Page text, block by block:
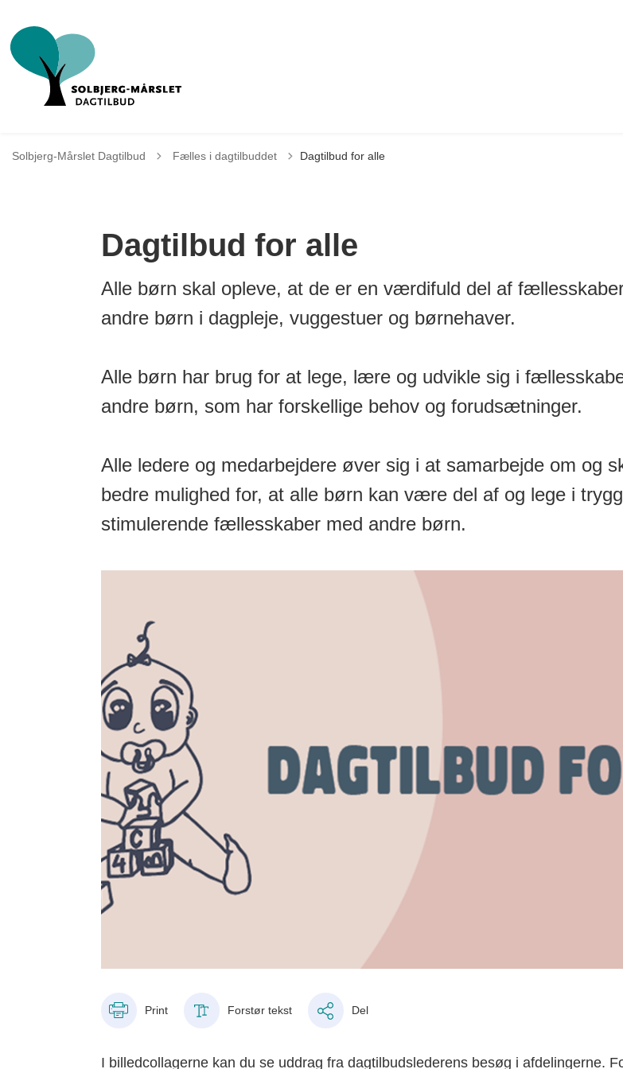
Solbjerg-Mårslet Dagtilbud Tilbage til
Fælles i dagtilbuddet Dagtilbud for alle
Dagtilbud for alle
Alle børn skal opleve, at de er en værdifuld del af
andre børn i dagpleje, vuggestuer og børnehaver.
Alle børn har brug for at lege, lære og udvikle sig i
andre børn, som har forskellige behov og forudsætninger.
Alle ledere og medarbejdere øver sig i at samarbejde om og
bedre mulighed for, at alle børn kan være del af og lege i
stimulerende fællesskaber med andre børn.
Print Forstør tekst Del
I billedcollagerne kan du se uddrag fra dagtilbudslederens besøg i afdelingerne.